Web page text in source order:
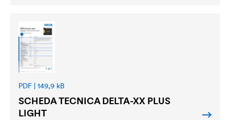
PDF | 149,9 kB
SCHEDA TECNICADELTA-XX PLUS
LIGHT